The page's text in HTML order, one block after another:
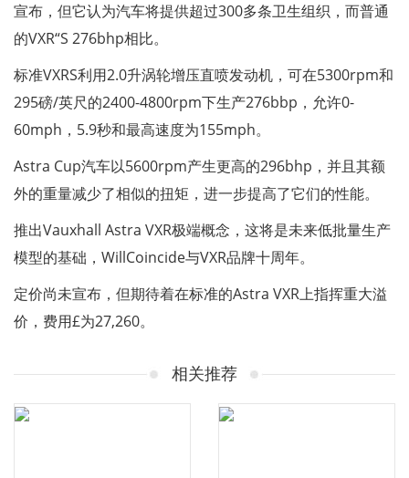
宣布，但它认为汽车将提供超过300多条卫生组织，而普通
的VXR“S 276bhp相比。
标准VXRS利用2.0升涡轮增压直喷发动机，可在5300rpm和
295磅/英尺的2400-4800rpm下生产276bbp，允许0-
60mph，5.9秒和最高速度为155mph。
Astra Cup汽车以5600rpm产生更高的296bhp，并且其额
外的重量减少了相似的扭矩，进一步提高了它们的性能。
推出Vauxhall Astra VXR极端概念，这将是未来低批量生产
模型的基础，WillCoincide与VXR品牌十周年。
定价尚未宣布，但期待着在标准的Astra VXR上指挥重大溢
价，费用£为27,260。
相关推荐